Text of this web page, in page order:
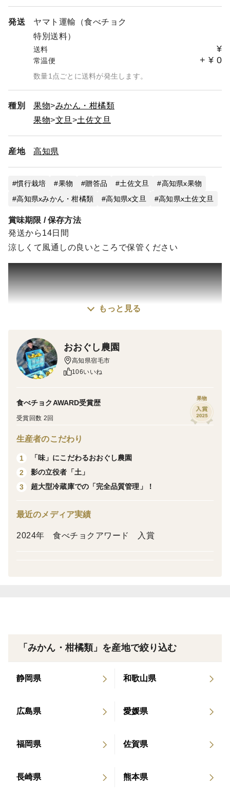
発送
ヤマト運輸（食べチョク
特別送料）
送料 ¥
常温便 + ¥ 0
数量1点ごとに送料が発生します。
種別 果物
みかん・柑橘類
果物
文旦 土佐文旦
産地 高知県
慣行栽培 果物 贈答品 土佐文旦
高知県x果物
高知県xみかん・柑橘類
高知県x文旦 高知県x土佐文旦
賞味期限 / 保存方法
発送から14日間
涼しくて風通しの良いところで保管ください
?si=lrjMojPWGxfId5CS
おおぐしの農園の土佐文旦は収穫後、約1ヶ月温度と湿
度が一定に保たれた大型冷蔵庫で寝かせて追熟します。
美味しくなるまでじっ…っと我慢。これがおおぐし農園
の文旦の美味しさの秘密です。
もっと見る
おおぐし農園
高知県宿毛市
106いいね
食べチョクAWARD受賞歴
受賞回数 2回
果物
生産者のこだわり
1
「味」にこだわるおおぐし農園
2
影の立役者「土」
3
超大型冷蔵庫での「完全品質管理」！
最近のメディア実績
2024年 食べチョクアワード 入賞
「みかん・柑橘類」を産地で絞り込む
静岡県 和歌山県
広島県 愛媛県
福岡県 佐賀県
長崎県 熊本県